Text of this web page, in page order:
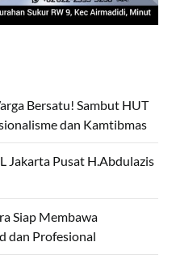
Bersatu! Sambut HUT
dan Kamtibmas
Jakarta Pusat H.Abdulazis
Siap Membawa
dan Profesional